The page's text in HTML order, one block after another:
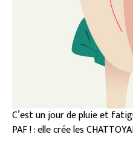
C’est un jour de pluie et
PAF ! : elle crée les